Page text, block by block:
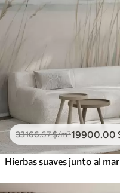
33166.67$/m²19900 .00
Hierbas suaves junto al mar